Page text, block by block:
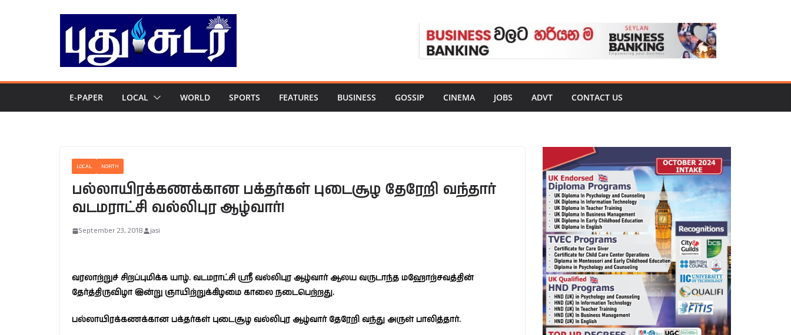
E-PAPER LOCAL WORLD SPORTS FEATURES BUSINESS GOSSIP CINEMA JOBS ADVT CONTACT US
LOCAL NORTH
பல்லாயிரக்கணக்கான பக்தர்கள் புடைசூழ தேரேறி வந்தார்
வடமராட்சி வல்லிபுர ஆழ்வார்!
September 23, 2018 jasi
வரலாற்றுச் சிறப்புமிக்க யாழ். வடமராட்சி ஸ்ரீ வல்லிபுர ஆழ்வார் ஆலய வருடாந்த மஹோற்சவத்தின்
தேர்த்திருவிழா இன்று ஞாயிற்றுக்கிழமை காலை நடைபெற்றது.
பல்லாயிரக்கணக்கான பக்தர்கள் புடைசூழ வல்லிபுர ஆழ்வார் தேரேறி வந்து அருள் பாலித்தார்.